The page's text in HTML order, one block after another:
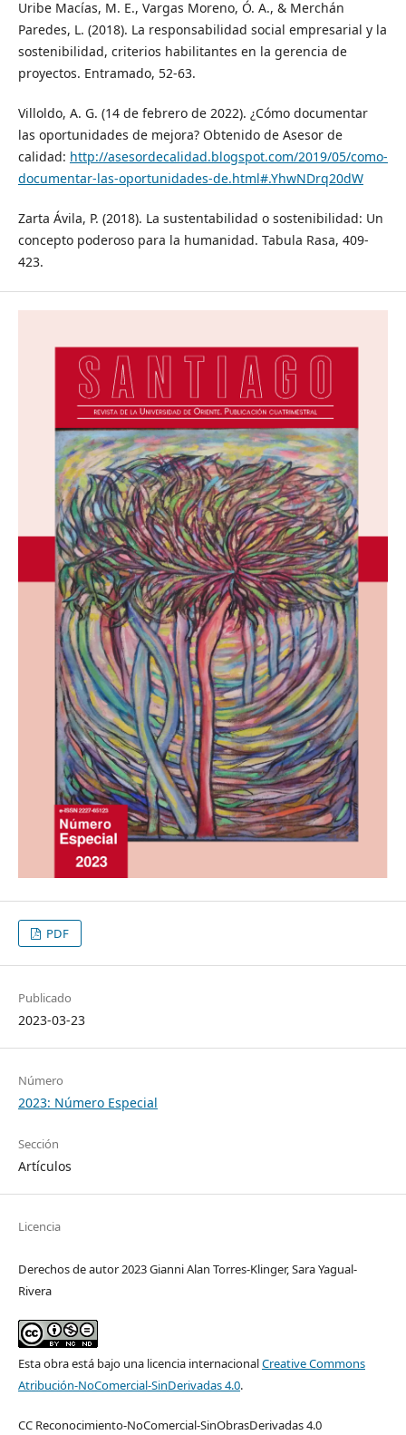
Uribe Macías, M. E., Vargas Moreno, Ó. A., & Merchán
Paredes, L. (2018). La responsabilidad social empresarial y la
sostenibilidad, criterios habilitantes en la gerencia de
proyectos. Entramado, 52-63.
Villoldo, A. G. (14 de febrero de 2022). ¿Cómo documentar
las oportunidades de mejora? Obtenido de Asesor de
calidad: http://asesordecalidad.blogspot.com/2019/05/como-
documentar-las-oportunidades-de.html#.YhwNDrq20dW
Zarta Ávila, P. (2018). La sustentabilidad o sostenibilidad: Un
concepto poderoso para la humanidad. Tabula Rasa, 409-
423.
PDF
Publicado
2023-03-23
Número
2023: Número Especial
Sección
Artículos
Licencia
Derechos de autor 2023 Gianni Alan Torres-Klinger, Sara Yagual-
Rivera
Esta obra está bajo una licencia internacionalCreative Commons
Atribución-NoComercial-SinDerivadas 4.0.
CC Reconocimiento-NoComercial-SinObrasDerivadas 4.0